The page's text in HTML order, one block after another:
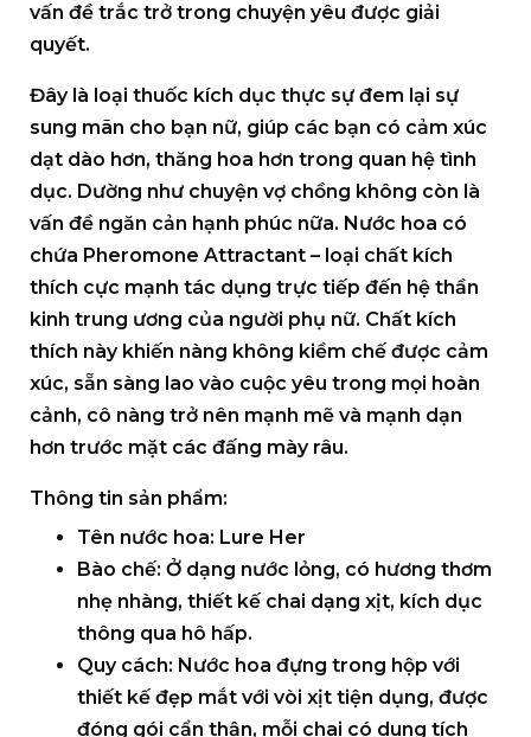
vấn đề trắc trở trong chuyện yêu được giải
quyết.
Đây là loại thuốc kích dục thực sự đem lại sự
sung mãn cho bạn nữ, giúp các bạn có cảm xúc
dạt dào hơn, thăng hoa hơn trong quan hệ tình
dục. Dường như chuyện vợ chồng không còn là
vấn đề ngăn cản hạnh phúc nữa. Nước hoa có
chứa Pheromone Attractant – loại chất kích
thích cực mạnh tác dụng trực tiếp đến hệ thần
kinh trung ương của người phụ nữ. Chất kích
thích này khiến nàng không kiềm chế được cảm
xúc, sẵn sàng lao vào cuộc yêu trong mọi hoàn
cảnh, cô nàng trở nên mạnh mẽ và mạnh dạn
hơn trước mặt các đấng mày râu.
Thông tin sản phẩm:
Tên nước hoa: Lure Her
Bào chế: Ở dạng nước lỏng, có hương thơm
nhẹ nhàng, thiết kế chai dạng xịt, kích dục
thông qua hô hấp.
Quy cách: Nước hoa đựng trong hộp với
thiết kế đẹp mắt với vòi xịt tiện dụng, được
đóng gói cẩn thận, mỗi chai có dung tích